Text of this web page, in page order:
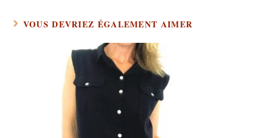
VOUS DEVRIEZ ÉGALEMENT AIMER